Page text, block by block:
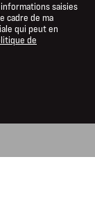
saisies
cadre de ma
qui peut en
de